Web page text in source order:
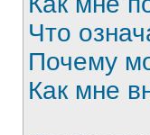
Что
Почему
Как мне